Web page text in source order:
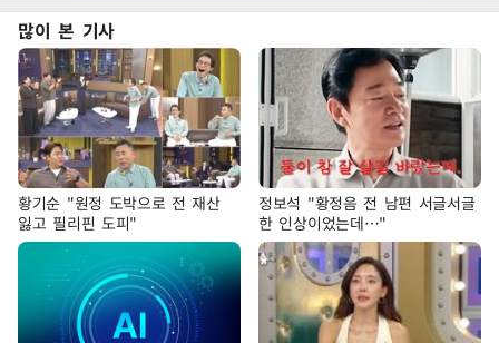
많이 본 기사
황기순 "원정 도박으로 전 재산
잃고 필리핀 도피"
정보석 "황정음 전 남편 서글서글
한 인상이었는데…"